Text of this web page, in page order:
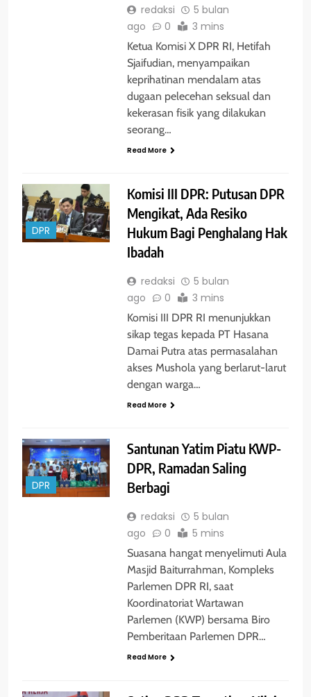
redaksi
5 bulan
ago
0 3 mins
Ketua Komisi X DPR RI, Hetifah
Sjaifudian, menyampaikan
keprihatinan mendalam atas
dugaan pelecehan seksual dan
kekerasan fisik yang dilakukan
seorang…
Read More
DPR
Komisi III DPR: Putusan DPR
Mengikat, Ada Resiko
Hukum Bagi Penghalang Hak
Ibadah
redaksi
5 bulan
ago
0 3 mins
Komisi III DPR RI menunjukkan
sikap tegas kepada PT Hasana
Damai Putra atas permasalahan
akses Mushola yang berlarut-larut
dengan warga…
Read More
DPR
Santunan Yatim Piatu KWP-
DPR, Ramadan Saling
Berbagi
redaksi
5 bulan
ago
0 5 mins
Suasana hangat menyelimuti Aula
Masjid Baiturrahman, Kompleks
Parlemen DPR RI, saat
Koordinatoriat Wartawan
Parlemen (KWP) bersama Biro
Pemberitaan Parlemen DPR…
Read More